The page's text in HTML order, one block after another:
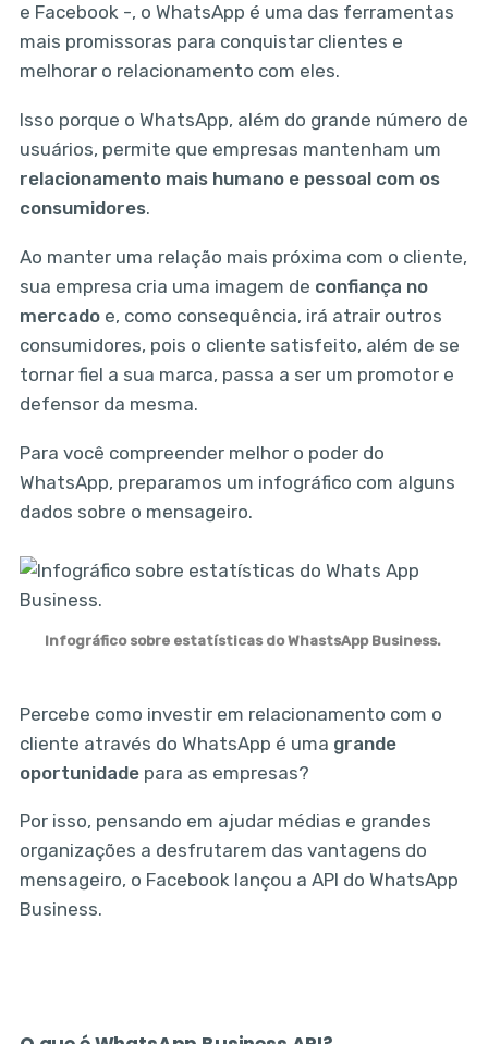
e Facebook -, o WhatsApp é uma das ferramentas
mais promissoras para conquistar clientes e
melhorar o relacionamento com eles.
Isso porque o WhatsApp, além do grande número de
usuários, permite que empresas mantenham um
relacionamento mais humano e pessoal com os
consumidores.
Ao manter uma relação mais próxima com o cliente,
sua empresa cria uma imagem de confiança no
mercadoe, como consequência, irá atrair outros
consumidores, pois o cliente satisfeito, além de se
tornar fiel a sua marca, passa a ser um promotor e
defensor da mesma.
Para você compreender melhor o poder do
WhatsApp, preparamos um infográfico com alguns
dados sobre o mensageiro.
Infográfico sobre estatísticas do WhastsApp Business.
Percebe como investir em relacionamento com o
cliente através do WhatsApp é uma grande
oportunidadepara as empresas?
Por isso, pensando em ajudar médias e grandes
organizações a desfrutarem das vantagens do
mensageiro, o Facebook lançou a API do WhatsApp
Business.